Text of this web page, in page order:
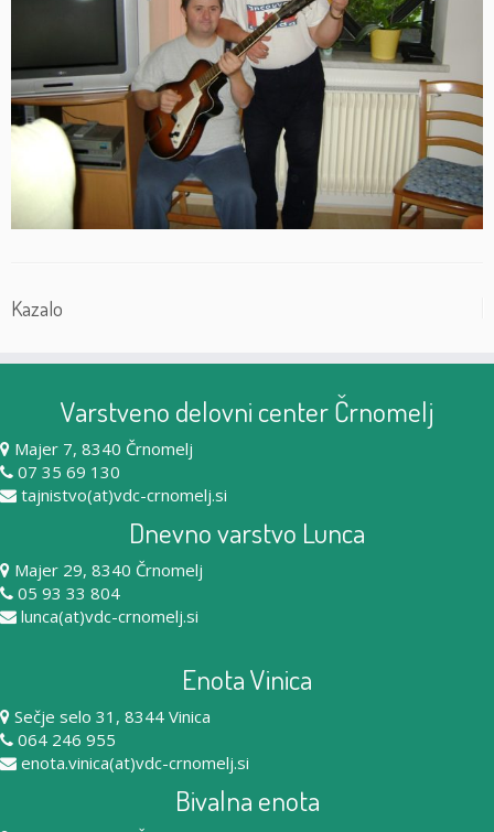
Kazalo
Varstveno delovni center Črnomelj
Majer 7, 8340 Črnomelj
07 35 69 130
tajnistvo(at)vdc-crnomelj.si
Dnevno varstvo Lunca
Majer 29, 8340 Črnomelj
05 93 33 804
lunca(at)vdc-crnomelj.si
Enota Vinica
Sečje selo 31, 8344 Vinica
064 246 955
enota.vinica(at)vdc-crnomelj.si
Bivalna enota